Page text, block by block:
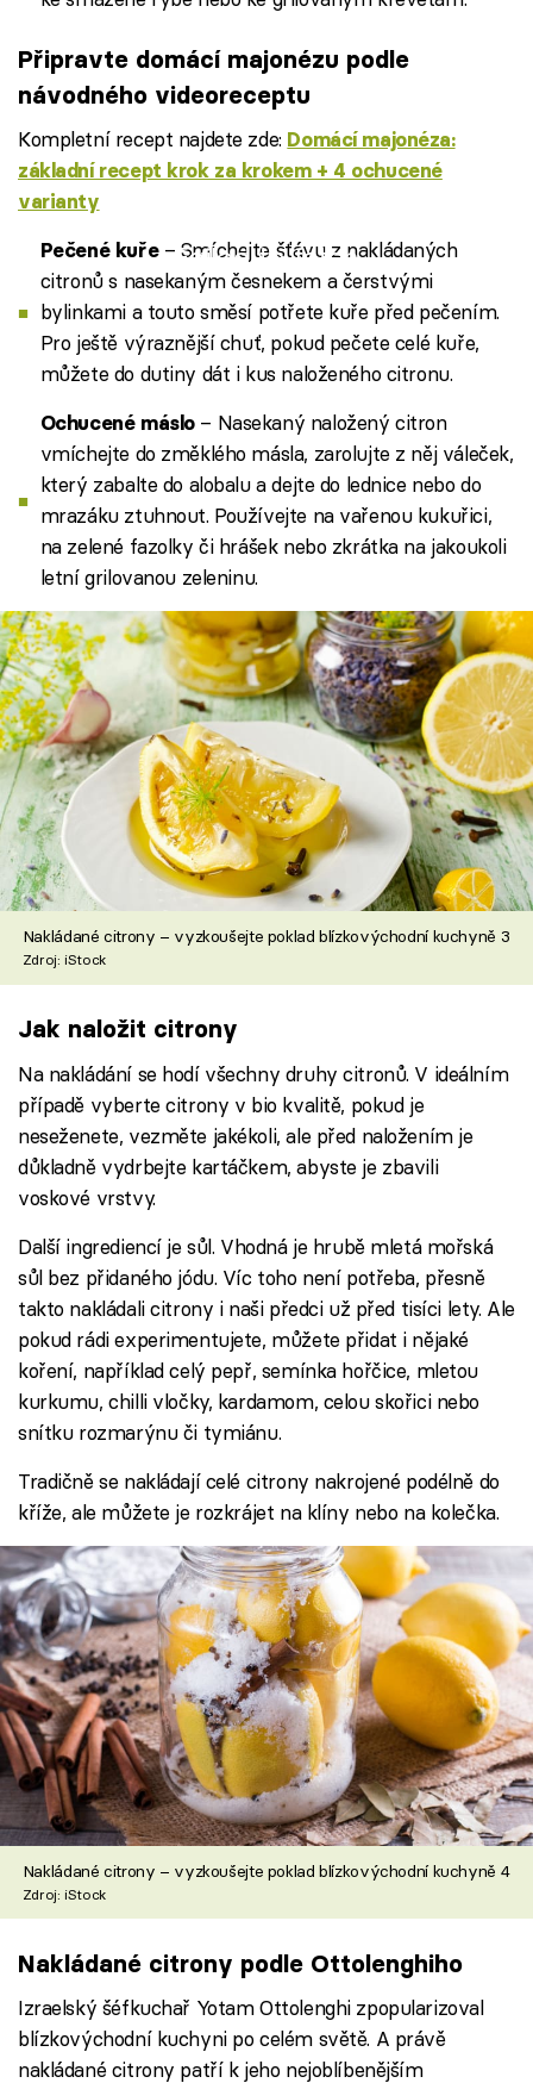
Připravte domácí majonézu podle
návodného videoreceptu
Kompletní recept najdete zde: Domácí majonéza:
základní recept krok za krokem + 4 ochucené
varianty
Failed to fetch
Pečené kuře– Smíchejte šťávu z nakládaných
citronů s nasekaným česnekem a čerstvými
bylinkami a touto směsí potřete kuře před pečením.
Pro ještě výraznější chuť, pokud pečete celé kuře,
můžete do dutiny dát i kus naloženého citronu.
Ochucené máslo– Nasekaný naložený citron
vmíchejte do změklého másla, zarolujte z něj váleček,
který zabalte do alobalu a dejte do lednice nebo do
mrazáku ztuhnout. Používejte na vařenou kukuřici,
na zelené fazolky či hrášek nebo zkrátka na jakoukoli
letní grilovanou zeleninu.
Nakládané citrony – vyzkoušejte poklad blízkovýchodní kuchyně 3
Zdroj: iStock
Jak naložit citrony
Na nakládání se hodí všechny druhy citronů. V ideálním
případě vyberte citrony v bio kvalitě, pokud je
neseženete, vezměte jakékoli, ale před naložením je
důkladně vydrbejte kartáčkem, abyste je zbavili
voskové vrstvy.
Další ingrediencí je sůl. Vhodná je hrubě mletá mořská
sůl bez přidaného jódu. Víc toho není potřeba, přesně
takto nakládali citrony i naši předci už před tisíci lety. Ale
pokud rádi experimentujete, můžete přidat i nějaké
koření, například celý pepř, semínka hořčice, mletou
kurkumu, chilli vločky, kardamom, celou skořici nebo
snítku rozmarýnu či tymiánu.
Tradičně se nakládají celé citrony nakrojené podélně do
kříže, ale můžete je rozkrájet na klíny nebo na kolečka.
Nakládané citrony – vyzkoušejte poklad blízkovýchodní kuchyně 4
Zdroj: iStock
Nakládané citrony podle Ottolenghiho
Izraelský šéfkuchař Yotam Ottolenghi zpopularizoval
blízkovýchodní kuchyni po celém světě. A právě
nakládané citrony patří k jeho nejoblíbenějším